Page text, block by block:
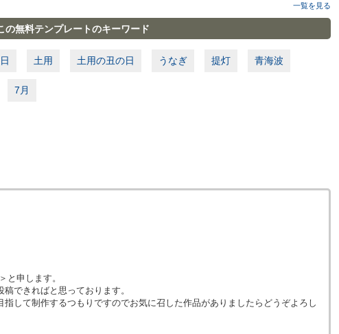
一覧を見る
の無料テンプレートのキーワード
土用 土用の丑の日 うなぎ 提灯 青海波
7月
と申します。
できればと思っております。
して制作するつもりですのでお気に召した作品がありましたらどうぞよろし